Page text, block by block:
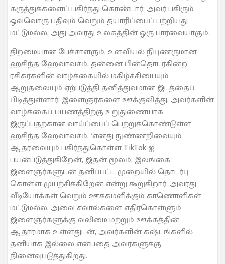
கருத்துக்களைப் பகிர்ந்து கொண்டார். அவர் பகிரும்
ஒவ்வொரு பதிவும் வெறும் தயாரிப்பைப் பற்றியது
மட்டுமல்ல, அது அவரது உலகத்தின் ஒரு பார்வையாகும்.
திறமையான பேச்சாளரும், உளவியல் நிபுணருமான
ஹசிந்த ஹேவாவசம், தன்னை பின்தொடர்கின்ற
ரசிகர்களின் வாழ்க்கையில் மகிழ்ச்சியையும்
ஆறுதலையும் ஏற்படுத்தி தனித்துவமான இடத்தைப்
பிடித்துள்ளார். இளைஞர்களை ஊக்குவித்து, அவர்களின்
வாழ்க்கைப் பயணத்திற்கு உறுதுணையாக
இருப்பதற்கான வாய்ப்பைப் பெற்றுக்கொண்டுள்ள
ஹசிந்த ஹேவாவசம், ‘எனது நுண்ணறிவையும்
ஆதரவையும் பகிர்ந்துகொள்ள TikTok ஐ
பயன்படுத்துகிறேன், இதன் மூலம், இலங்கை
இளைஞர்களுடன் தனிப்பட்ட முறையில் தொடர்பு
கொள்ள முயற்சிக்கிறேன் என்று கூறுகிறார். அவரது
வீடியோக்கள் வெறும் ஊக்கமளிக்கும் காணொளிகள்
மட்டுமல்ல, அவை சவால்களை எதிர்கொள்ளும்
இளைஞர்களுக்கு வலிமை மற்றும் ஊக்கத்தின்
ஆதாரமாக உள்ளதுடன், அவர்களின் கஷ்டங்களில்
தனியாக இல்லை என்பதை அவர்களுக்கு
நினைவுபடுத்துகிறது.